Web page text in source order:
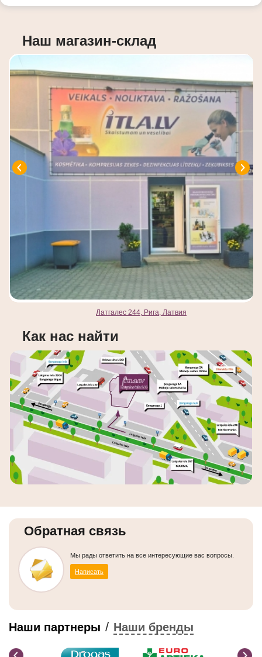
Наш магазин-склад
Латгалес 244, Рига, Латвия
Как нас найти
Наши партнеры / Наши бренды
Обратная связь
Мы рады ответить на все интересующие вас вопросы.
Написать